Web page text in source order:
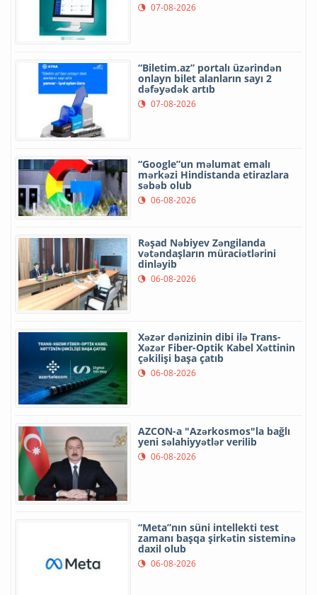
07-08-2026
“Biletim.az” portalı üzərindən
onlayn bilet alanların sayı 2
dəfəyədək artıb
07-08-2026
“Google”un məlumat emalı
mərkəzi Hindistanda etirazlara
səbəb olub
06-08-2026
Rəşad Nəbiyev Zəngilanda
vətəndaşların müraciətlərini
dinləyib
06-08-2026
Xəzər dənizinin dibi ilə Trans-
Xəzər Fiber-Optik Kabel Xəttinin
çəkilişi başa çatıb
06-08-2026
AZCON-a "Azərkosmos"la bağlı
yeni səlahiyyətlər verilib
06-08-2026
“Meta”nın süni intellekti test
zamanı başqa şirkətin sisteminə
daxil olub
06-08-2026